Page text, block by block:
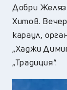
Добри
Хитов.
караул,
„Хаджи
„Традиция“.